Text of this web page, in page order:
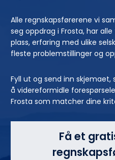
Alle regnskapsførerene vi
seg oppdrag i Frosta, har
plass, erfaring med ulike
fleste problemstillinger og
Fyll ut og send inn
å videreformidle
Frosta som matcher dine
Få et